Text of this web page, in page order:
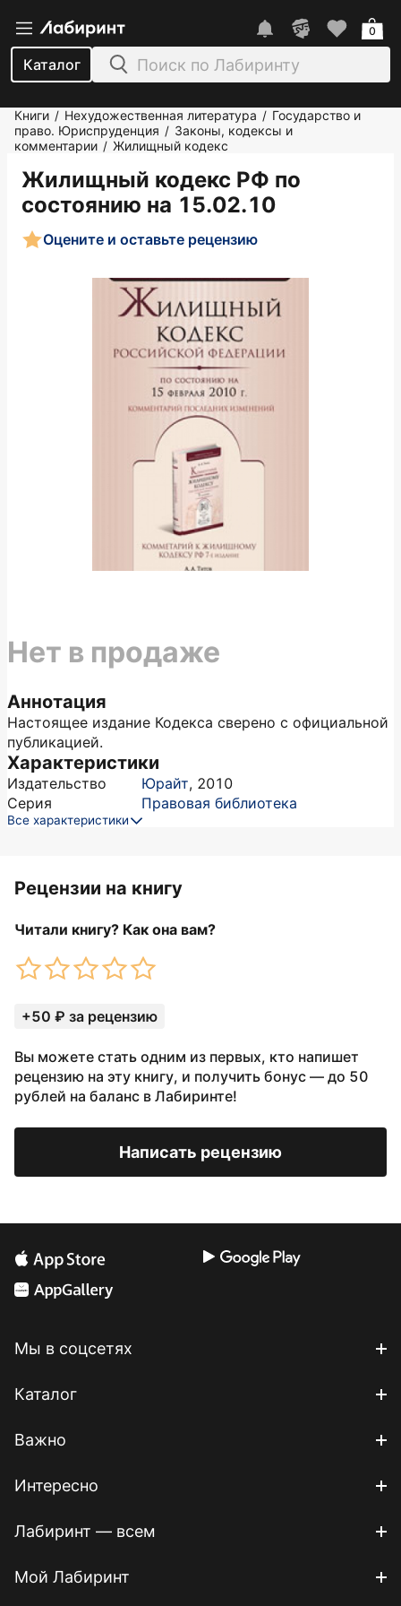
Каталог
0
Книги / Нехудожественная литература / Государство и
право. Юриспруденция / Законы, кодексы и
комментарии / Жилищный кодекс
Жилищный кодекс РФ по
состоянию на 15.02.10
Оцените и оставьте рецензию
Аннотация
Настоящее издание Кодекса сверено с официальной
публикацией.
Характеристики
Издательство Юрайт, 2010
Серия
Правовая библиотека
Все характеристики
Нет в продаже
Рецензии на книгу
Читали книгу? Как она вам?
+50 ₽ за рецензию
Вы можете стать одним из первых, кто напишет
рецензию на эту книгу, и получить бонус — до 50
рублей на баланс в Лабиринте!
Написать рецензию
Мы в соцсетях
Каталог
Важно
Интересно
Лабиринт — всем
Мой Лабиринт